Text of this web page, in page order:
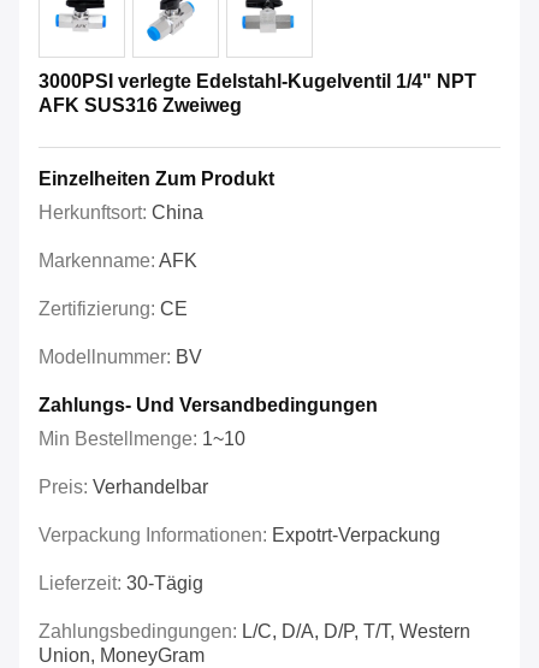
3000PSI verlegte Edelstahl-Kugelventil 1/4" NPT
AFK SUS316 Zweiweg
Einzelheiten Zum Produkt
Herkunftsort: China
Markenname: AFK
Zertifizierung: CE
Modellnummer: BV
Zahlungs- Und Versandbedingungen
Min Bestellmenge: 1~10
Preis: Verhandelbar
Verpackung Informationen: Expotrt-Verpackung
Lieferzeit: 30-Tägig
Zahlungsbedingungen: L/C, D/A, D/P, T/T, Western
Union, MoneyGram